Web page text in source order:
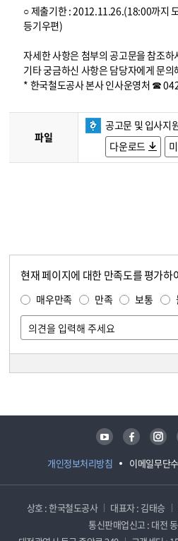
○ 제출기한 : 2012.11.26.(18:00까지
등기우편)
자세한 사항은 첨부의 공고문을 참조하
기타 궁금하신 사항은 담당자에게 문
* 한국철도공사 본사 인사운영처 ☎
파일
공고문 및 입사지
다운로드
현재 페이지에 대한 만족도를 평가하
매우만족 만족 보통
개인정보처리방침 이메일무단
유튜브 페이스북 인스타그램
상호 : 한국철도공사 대표자 : 김태승
통신판매업신고 : 대전